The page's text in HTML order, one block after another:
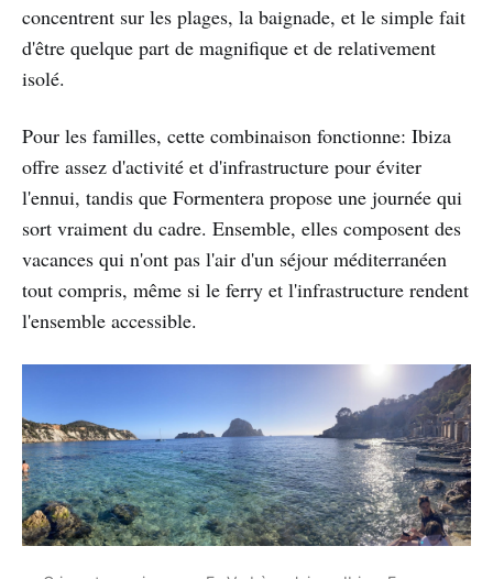
concentrent sur les plages, la baignade, et le simple fait
d'être quelque part de magnifique et de relativement
isolé.
Pour les familles, cette combinaison fonctionne: Ibiza
offre assez d'activité et d'infrastructure pour éviter
l'ennui, tandis que Formentera propose une journée qui
sort vraiment du cadre. Ensemble, elles composent des
vacances qui n'ont pas l'air d'un séjour méditerranéen
tout compris, même si le ferry et l'infrastructure rendent
l'ensemble accessible.